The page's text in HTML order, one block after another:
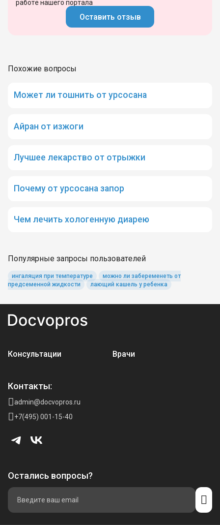
работе нашего портала
Оставить отзыв
Похожие вопросы
Может ли тошнить от урсосана
Айран от изжоги
Лучшее лекарство от отрыжки
Почему от урсосана запор
Чем лечить хологенную диарею
Популярные запросы пользователей
ингаляция при температуре
можно ли забеременеть от
предсеменной жидкости
лающий кашель у ребенка
Консультации Врачи
Контакты:
admin@docvopros.ru
+7(495) 001-15-40
Остались вопросы?